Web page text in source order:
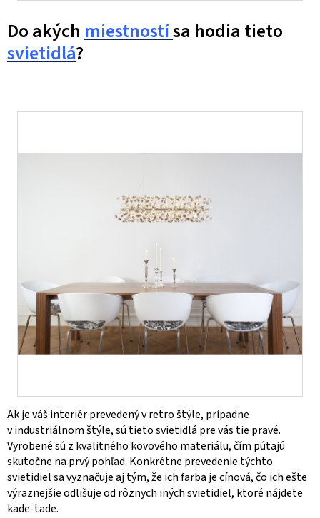
Do akých miestnostísa hodia tieto
svietidlá?
Ak je váš interiér prevedený v retro štýle, prípadne
v industriálnom štýle, sú tieto svietidlá pre vás tie pravé.
Vyrobené sú z kvalitného kovového materiálu, čím pútajú
skutočne na prvý pohľad. Konkrétne prevedenie týchto
svietidiel sa vyznačuje aj tým, že ich farba je cínová, čo ich ešte
výraznejšie odlišuje od rôznych iných svietidiel, ktoré nájdete
kade-tade.